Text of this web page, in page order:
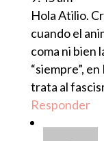
Hola Atilio.
cuando el
coma ni bien
“siempre”,
trata al
Responder